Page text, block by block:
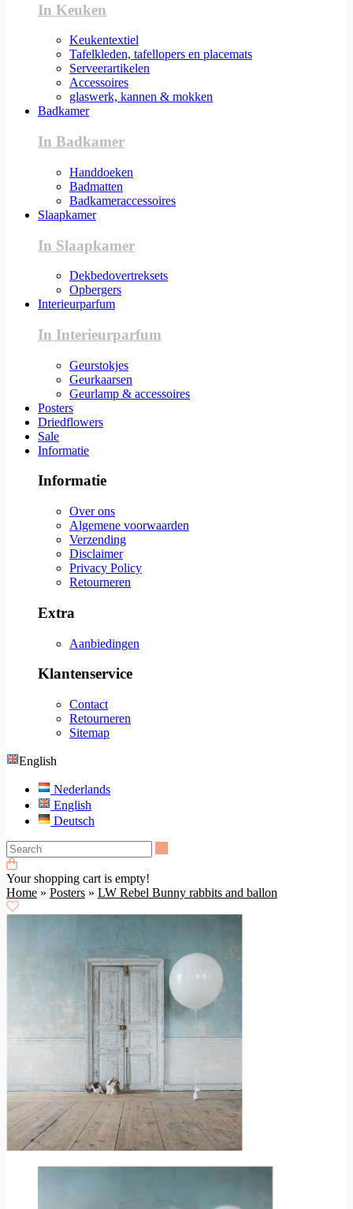
In Keuken
Keukentextiel
Tafelkleden, tafellopers en placemats
Serveerartikelen
Accessoires
glaswerk, kannen & mokken
Badkamer
In Badkamer
Handdoeken
Badmatten
Badkameraccessoires
Slaapkamer
In Slaapkamer
Dekbedovertreksets
Opbergers
Interieurparfum
In Interieurparfum
Geurstokjes
Geurkaarsen
Geurlamp & accessoires
Posters
Driedflowers
Sale
Informatie
Informatie
Over ons
Algemene voorwaarden
Verzending
Disclaimer
Privacy Policy
Retourneren
Extra
Aanbiedingen
Klantenservice
Contact
Retourneren
Sitemap
English
Nederlands
English
Deutsch
Your shopping cart is empty!
Home » Posters » LW Rebel Bunny rabbits and ballon